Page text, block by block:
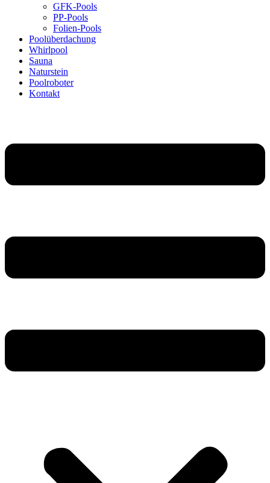
GFK-Pools
PP-Pools
Folien-Pools
Poolüberdachung
Whirlpool
Sauna
Naturstein
Poolroboter
Kontakt